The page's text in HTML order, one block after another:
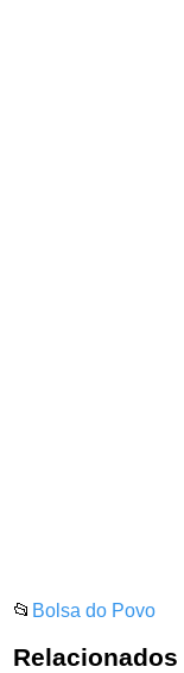
📂 Bolsa do Povo
Relacionados